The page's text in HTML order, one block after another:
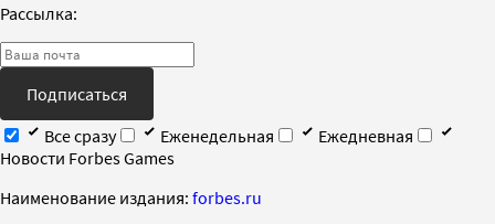
Рассылка:
Подписаться
Все сразу
Еженедельная
Ежедневная
Новости Forbes Games
Наименование издания: forbes.ru